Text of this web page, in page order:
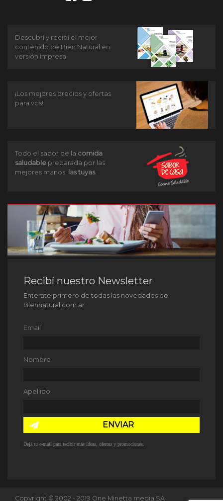
Descubrí y recibí el mejor
contenido de Bien Natural en
versión impresa
¡Los mejores precios y ofertas
para vos!
Todo el sabor de la comida
saludable preparada por las
mejores manos: las tuyas.
Recibí nuestro Newsletter
Enterate primero de todas las novedades de
Biennatural.com.ar
Email
Nombre
Apellido
ENVIAR
Dejá tu e-mail para recibir más ideas, ofertas y promociones.
Copyright © 2002 - 2019 One Minetta media SA